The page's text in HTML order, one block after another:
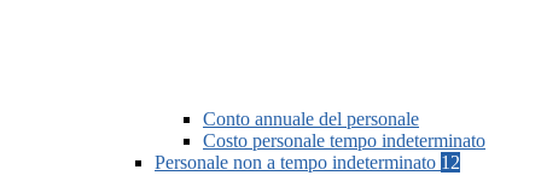
Conto annuale del personale
Costo personale tempo indeterminato
Personale non a tempo indeterminato 12